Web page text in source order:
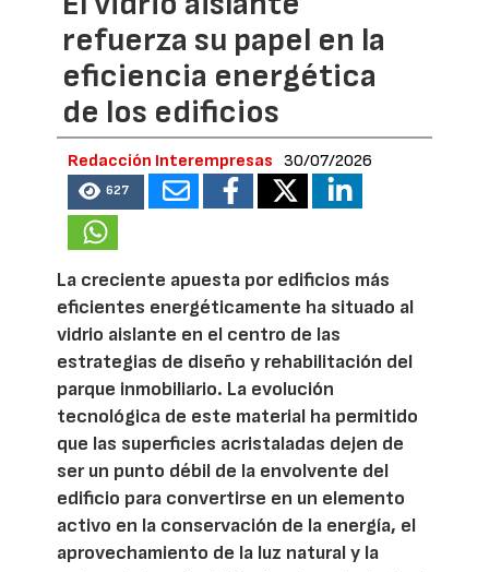
refuerza su papel en la
eficiencia energética
de los edificios
Redacción Interempresas 30/07/2026
627
La creciente apuesta por edificios más
eficientes energéticamente ha situado al
vidrio aislante en el centro de las
estrategias de diseño y rehabilitación del
parque inmobiliario. La evolución
tecnológica de este material ha permitido
que las superficies acristaladas dejen de
ser un punto débil de la envolvente del
edificio para convertirse en un elemento
activo en la conservación de la energía, el
aprovechamiento de la luz natural y la